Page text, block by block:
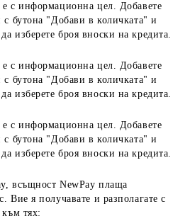
е с информационна цел. Добавете
с бутона "Добави в количката" и
изберете броя вноски на кредита.
е с информационна цел. Добавете
с бутона "Добави в количката" и
изберете броя вноски на кредита.
е с информационна цел. Добавете
с бутона "Добави в количката" и
изберете броя вноски на кредита.
всъщност NewPay плаща
Вие я получавате и разполагате с
тях: